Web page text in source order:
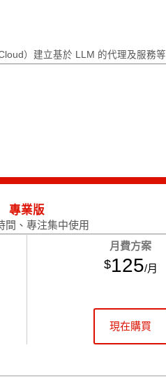
）建立基於 LLM 的代理及服務等
專業版
間、專注集中使用
月費方案
$125/月
現在購買